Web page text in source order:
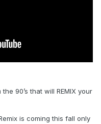
90’s that will REMIX your
is coming this fall only